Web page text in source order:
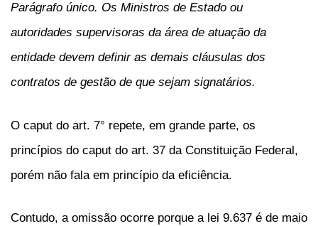
Parágrafo único. Os Ministros de Estado ou
autoridades supervisoras da área de atuação da
entidade devem definir as demais cláusulas dos
contratos de gestão de que sejam signatários.
O caput do art. 7° repete, em grande parte, os
princípios do caput do art. 37 da Constituição Federal,
porém não fala em princípio da eficiência.
Contudo, a omissão ocorre porque a lei 9.637 é de maio